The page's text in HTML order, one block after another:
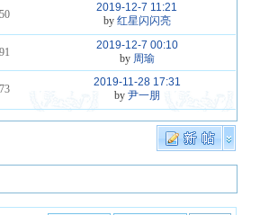
2019-12-7 11:21
by 红星闪闪亮
2019-12-7 00:10
by 周瑜
2019-11-28 17:31
by 尹一朋